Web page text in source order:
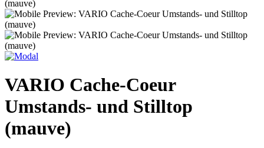
VARIO Cache-Coeur
Umstands- und Stilltop
(mauve)